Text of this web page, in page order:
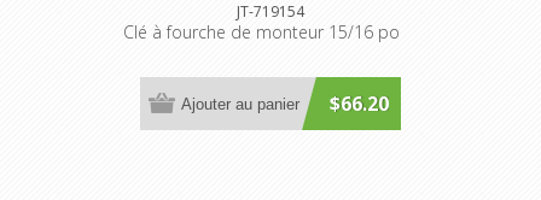
JT-719154
Clé à fourche de monteur 15/16 po
$66.20
Ajouter au panier